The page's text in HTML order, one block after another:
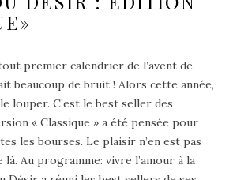
premier calendrier de l’avent de
beaucoup de bruit ! Alors cette année,
louper. C’est le best seller des
« Classique » a été pensée pour
les bourses. Le plaisir n’en est pas
Au programme: vivre l’amour à la